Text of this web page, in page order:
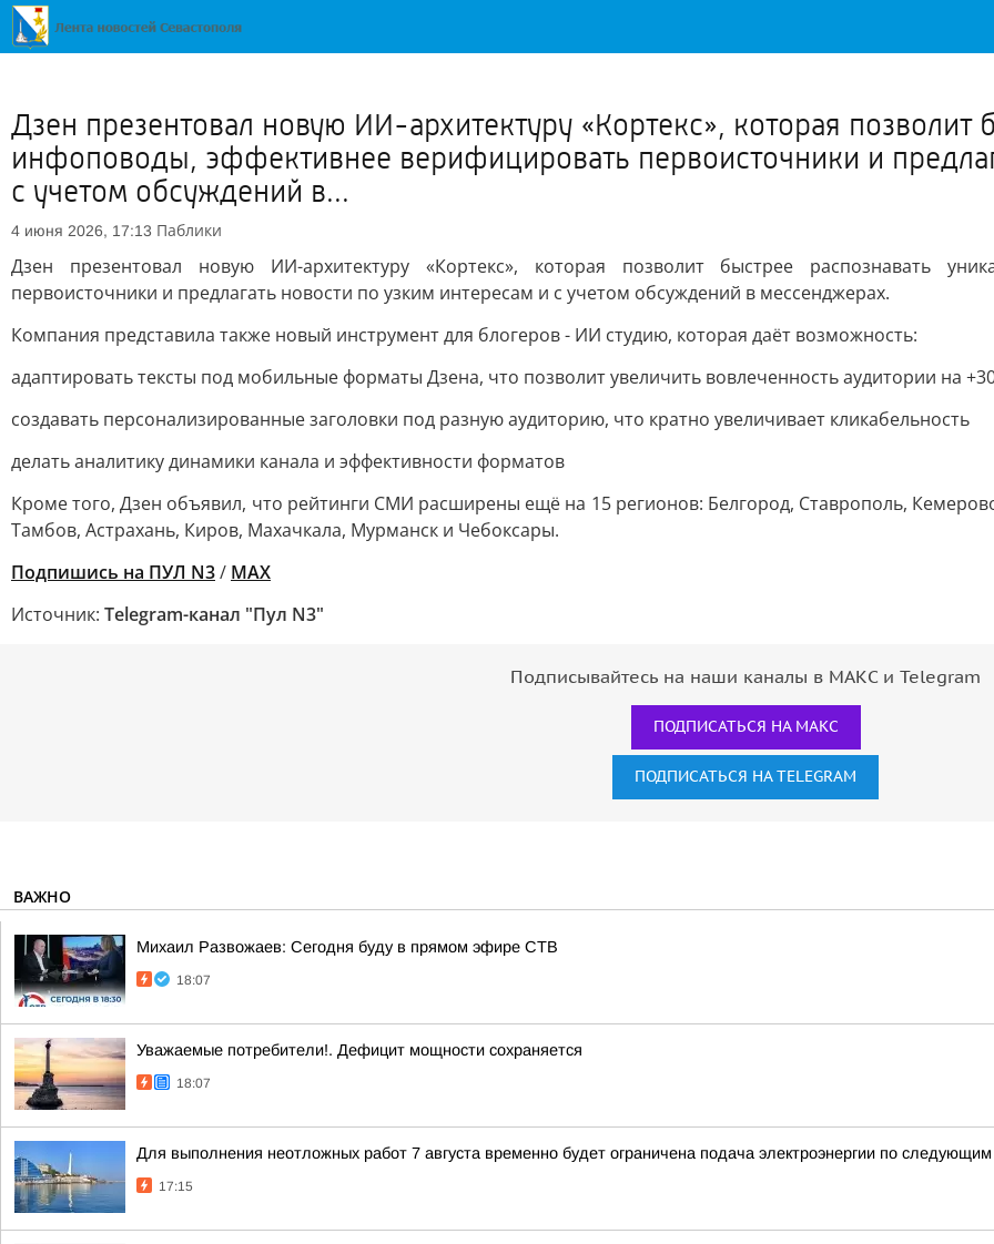
Дзен презентовал новую ИИ-архитектуру «Кортекс», которая позволит
инфоповоды, эффективнее верифицировать первоисточники и
с учетом обсуждений в...
4 июня 2026, 17:13 Паблики
Дзен презентовал новую ИИ-архитектуру «Кортекс», которая позволит быстрее распознавать
первоисточники и предлагать новости по узким интересам и с учетом обсуждений в мессенджерах.
Компания представила также новый инструмент для блогеров - ИИ студию, которая даёт возможность:
адаптировать тексты под мобильные форматы Дзена, что позволит увеличить вовлеченность аудитории на
создавать персонализированные заголовки под разную аудиторию, что кратно увеличивает кликабельность
делать аналитику динамики канала и эффективности форматов
Кроме того, Дзен объявил, что рейтинги СМИ расширены ещё на 15 регионов: Белгород, Ставрополь,
Тамбов, Астрахань, Киров, Махачкала, Мурманск и Чебоксары.
Подпишись на ПУЛ N3/ MAX
Источник: Telegram-канал "Пул N3"
Подписывайтесь на наши каналы в МАКС и Telegram
ПОДПИСАТЬСЯ НА МАКС
ПОДПИСАТЬСЯ НА TELEGRAM
ВАЖНО
Михаил Развожаев: Сегодня буду в прямом эфире СТВ
18:07
Уважаемые потребители!. Дефицит мощности сохраняется
18:07
Для выполнения неотложных работ 7 августа временно будет ограничена подача электроэнергии по
17:15